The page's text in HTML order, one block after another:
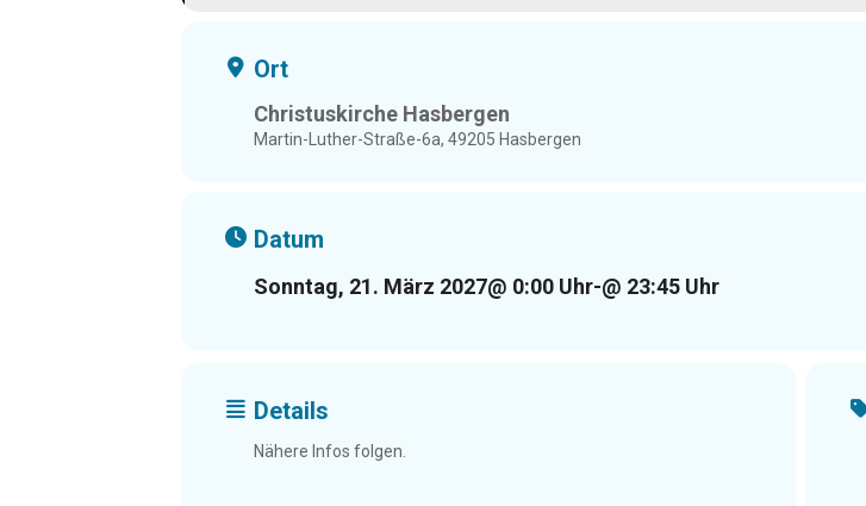
Ort
Christuskirche Hasbergen
Martin-Luther-Straße-6a, 49205 Hasbergen
Datum
Sonntag, 21. März 2027@ 0:00 Uhr-@ 23:45 Uhr
Details
Nähere Infos folgen.